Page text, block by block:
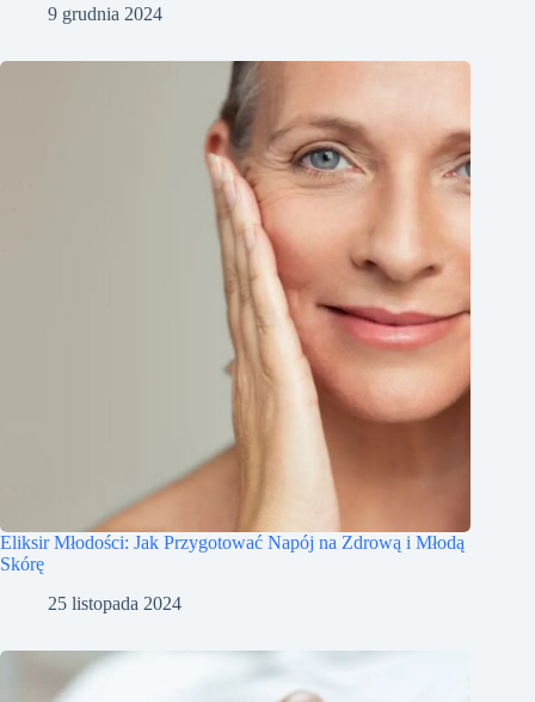
9 grudnia 2024
Eliksir Młodości: Jak Przygotować Napój na Zdrową i Młodą
Skórę
25 listopada 2024